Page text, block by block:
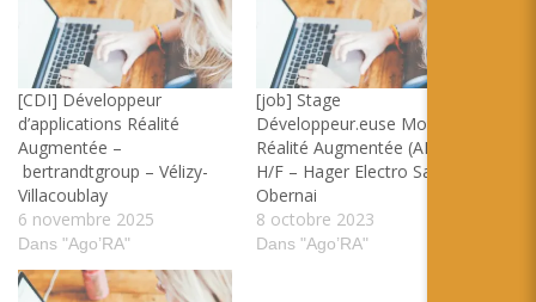
[CDI] Développeur
d’applications Réalité
Augmentée –
bertrandtgroup – Vélizy-
Villacoublay
6 novembre 2025
Dans "Ago’RA"
[job] Stage
Développeur.euse Mobile
Réalité Augmentée (AR)
H/F – Hager Electro Sas –
Obernai
8 octobre 2023
Dans "Ago’RA"